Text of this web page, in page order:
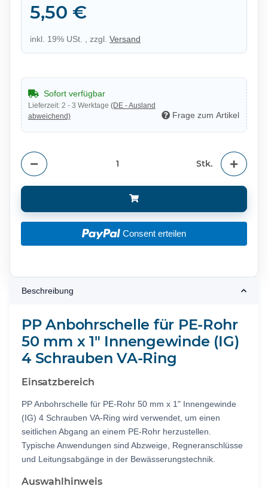
5,50 €
inkl. 19% USt. , zzgl. Versand
Sofort verfügbar
Lieferzeit: 2 - 3 Werktage (DE - Ausland
abweichend)
Frage zum Artikel
Stk.
Consent erteilen
Beschreibung
PP Anbohrschelle für PE-Rohr
50 mm x 1" Innengewinde (IG)
4 Schrauben VA-Ring
Einsatzbereich
PP Anbohrschelle für PE-Rohr 50 mm x 1" Innengewinde
(IG) 4 Schrauben VA-Ring wird verwendet, um einen
seitlichen Abgang an einem PE-Rohr herzustellen.
Typische Anwendungen sind Abzweige, Regneranschlüsse
und Leitungsabgänge in der Bewässerungstechnik.
Auswahlhinweis